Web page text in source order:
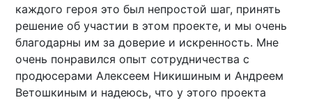
каждого героя это был непростой шаг, принять
решение об участии в этом проекте, и мы очень
благодарны им за доверие и искренность. Мне
очень понравился опыт сотрудничества с
продюсерами Алексеем Никишиным и Андреем
Ветошкиным и надеюсь, что у этого проекта